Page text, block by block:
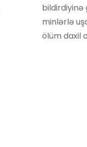
bildirdiyinə
minlərlə
ölüm daxil